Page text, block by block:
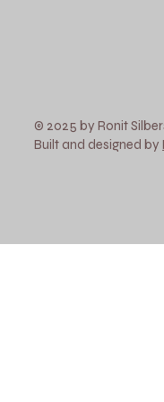
© 2025 by Ronit
Built and designed by